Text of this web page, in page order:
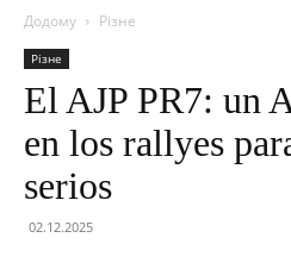
Додому Різне
Різне
El AJP PR7: un
en los rallyes
serios
02.12.2025